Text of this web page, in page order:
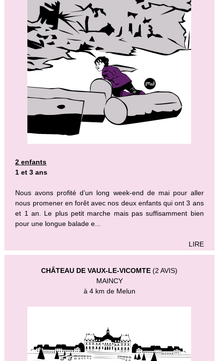
2 enfants
1 et 3 ans
Nous avons profité d’un long week-end de mai pour aller
nous promener en forêt avec nos deux enfants qui ont 3 ans
et 1 an. Le plus petit marche mais pas suffisamment bien
pour une longue balade e...
LIRE
CHÂTEAU DE VAUX-LE-VICOMTE (2 AVIS)
MAINCY
à 4 km de Melun